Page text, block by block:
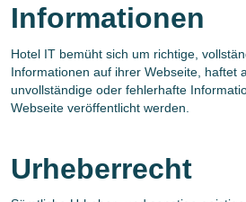
Informationen
Hotel IT bemüht sich um richtige,
Informationen auf ihrer Webseite, haftet
unvollständige oder fehlerhafte
Webseite veröffentlicht werden.
Urheberrecht